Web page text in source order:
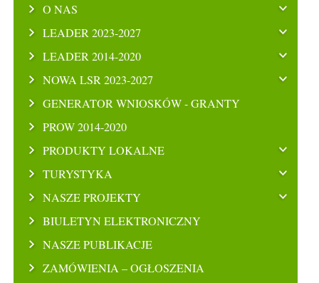
O NAS
LEADER 2023-2027
LEADER 2014-2020
NOWA LSR 2023-2027
GENERATOR WNIOSKÓW - GRANTY
PROW 2014-2020
PRODUKTY LOKALNE
TURYSTYKA
NASZE PROJEKTY
BIULETYN ELEKTRONICZNY
NASZE PUBLIKACJE
ZAMÓWIENIA – OGŁOSZENIA